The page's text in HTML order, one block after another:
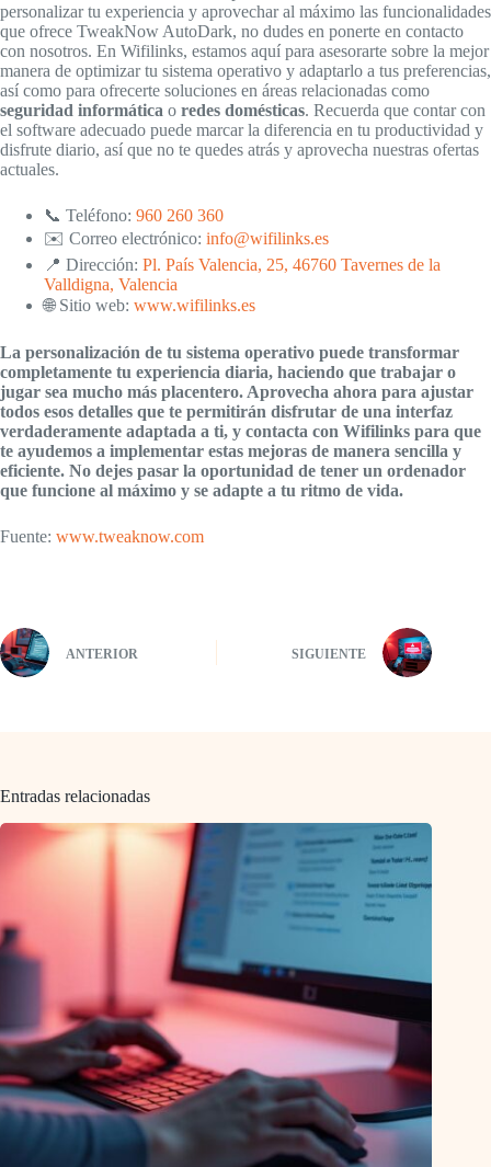
personalizar tu experiencia y aprovechar al máximo las funcionalidades
que ofrece TweakNow AutoDark, no dudes en ponerte en contacto
con nosotros. En Wifilinks, estamos aquí para asesorarte sobre la mejor
manera de optimizar tu sistema operativo y adaptarlo a tus preferencias,
así como para ofrecerte soluciones en áreas relacionadas como
seguridad informática o redes domésticas. Recuerda que contar con
el software adecuado puede marcar la diferencia en tu productividad y
disfrute diario, así que no te quedes atrás y aprovecha nuestras ofertas
actuales.
📞 Teléfono: 960 260 360
✉️ Correo electrónico: info@wifilinks.es
📍 Dirección: Pl. País Valencia, 25, 46760 Tavernes de la
Valldigna, Valencia
🌐 Sitio web: www.wifilinks.es
La personalización de tu sistema operativo puede transformar
completamente tu experiencia diaria, haciendo que trabajar o
jugar sea mucho más placentero. Aprovecha ahora para ajustar
todos esos detalles que te permitirán disfrutar de una interfaz
verdaderamente adaptada a ti, y contacta con Wifilinks para que
te ayudemos a implementar estas mejoras de manera sencilla y
eficiente. No dejes pasar la oportunidad de tener un ordenador
que funcione al máximo y se adapte a tu ritmo de vida.
Fuente: www.tweaknow.com
ANTERIOR SIGUIENTE
Entradas relacionadas